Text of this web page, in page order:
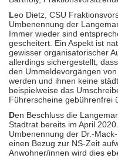
Leo Dietz, CSU
Umbenennung der
Immer wieder sind
gescheitert. Ein Aspekt ist
gewisser organisatorischer
allerdings sichergestellt,
den Ummeldevorgängen
werden und ihnen keine
beispielweise das
Führerscheine gebührenfrei
Den Beschluss die
Stadtrat bereits im April
Umbenennung der Dr.-
einen Bezug zur NS-Zeit
Anwohner/innen wird dies